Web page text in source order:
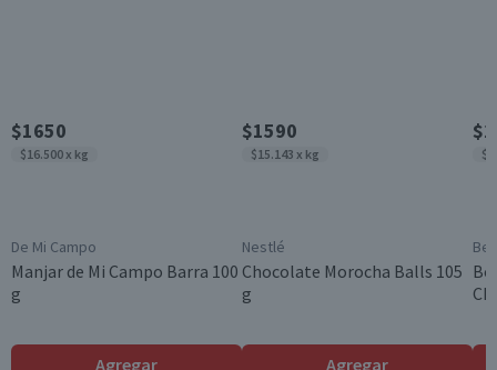
$1650
$16.500 x kg
De Mi Campo
Manjar de Mi Campo Barra 100
g
Agregar
$1590
$15.143 x kg
Nestlé
Chocolate Morocha Balls 105
g
Agregar